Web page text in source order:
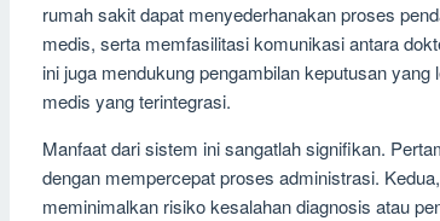
rumah sakit dapat menyederhanakan proses
medis, serta memfasilitasi komunikasi antara
ini juga mendukung pengambilan keputusan
medis yang terintegrasi.
Manfaat dari sistem ini sangatlah signifikan.
dengan mempercepat proses administrasi.
meminimalkan risiko kesalahan diagnosis atau